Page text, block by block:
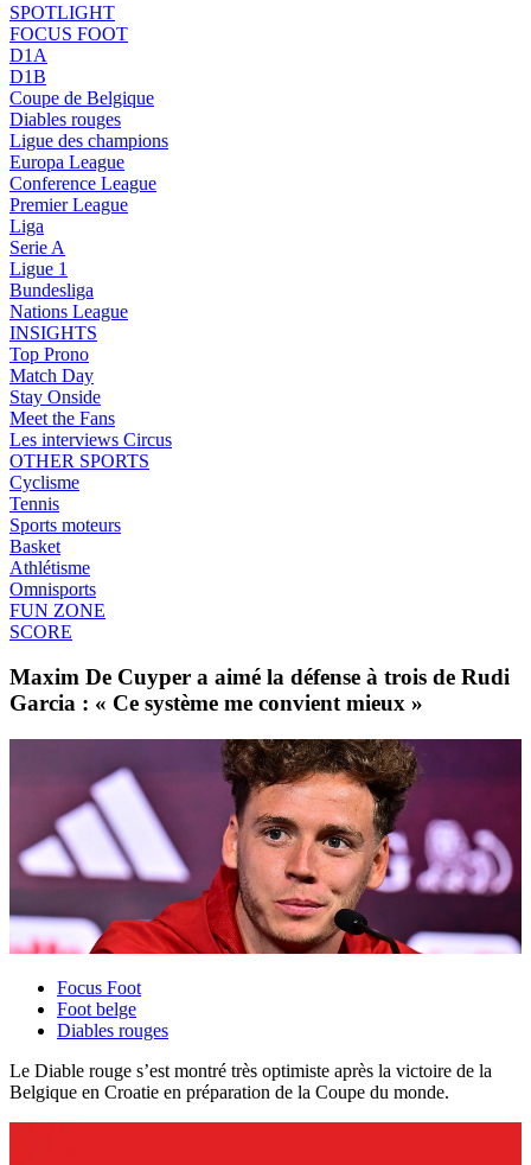
SPOTLIGHT
FOCUS FOOT
D1A
D1B
Coupe de Belgique
Diables rouges
Ligue des champions
Europa League
Conference League
Premier League
Liga
Serie A
Ligue 1
Bundesliga
Nations League
INSIGHTS
Top Prono
Match Day
Stay Onside
Meet the Fans
Les interviews Circus
OTHER SPORTS
Cyclisme
Tennis
Sports moteurs
Basket
Athlétisme
Omnisports
FUN ZONE
SCORE
Maxim De Cuyper a aimé la défense à trois de Rudi
Garcia : « Ce système me convient mieux »
Focus Foot
Foot belge
Diables rouges
Le Diable rouge s’est montré très optimiste après la victoire de la
Belgique en Croatie en préparation de la Coupe du monde.